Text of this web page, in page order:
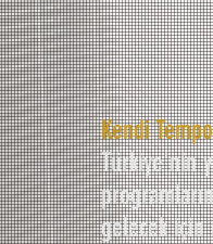
Kendi
Türkiye'nin
gelecek için